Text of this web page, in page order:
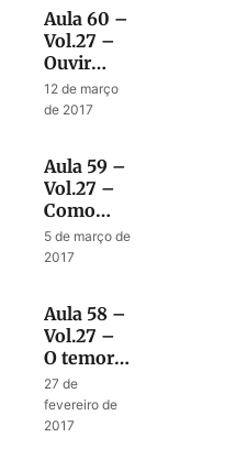
Aula 60 –
Vol.27 –
Ouvir
para
obedecer
12 de março
de 2017
Aula 59 –
Vol.27 –
Como
receber o
temor do
5 de março de
2017
Aula 58 –
Vol.27 –
O temor
certo e o
temor
errado
27 de
fevereiro de
2017